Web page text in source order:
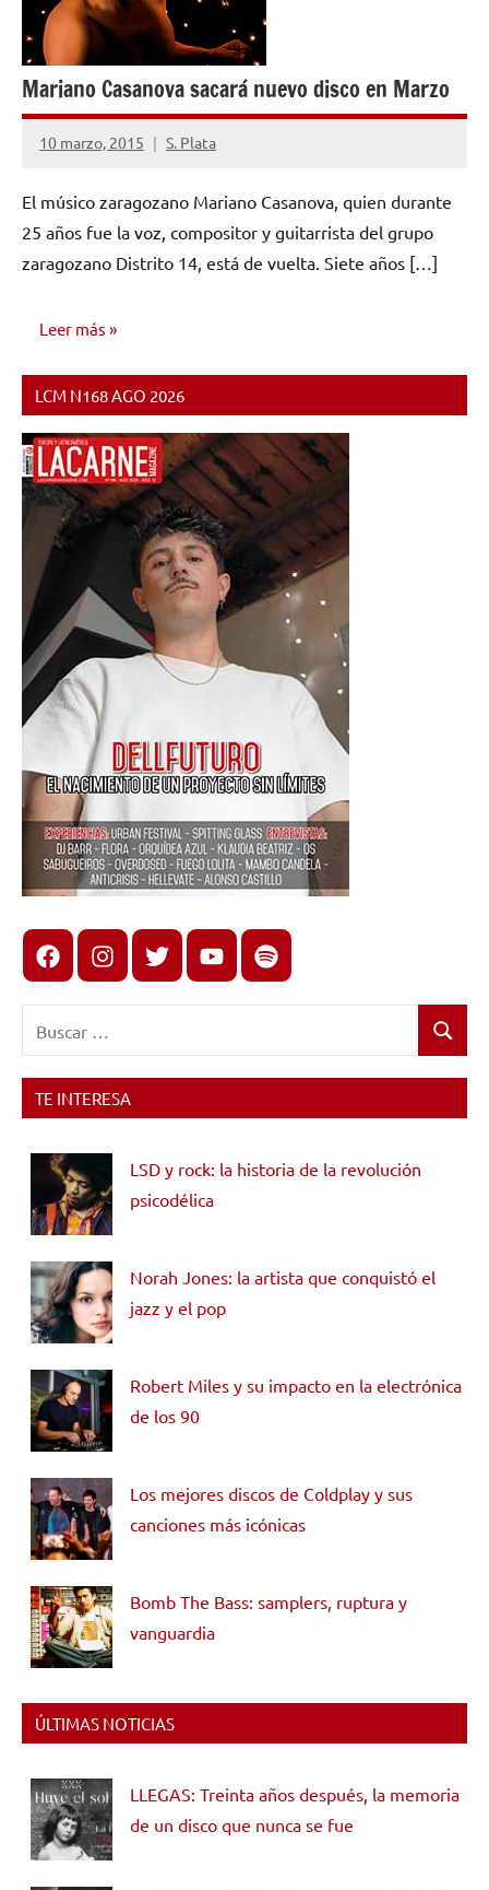
Mariano Casanova sacará nuevo disco en Marzo
10 marzo, 2015 S. Plata
No
comentarios
El músico zaragozano Mariano Casanova, quien durante
25 años fue la voz, compositor y guitarrista del grupo
zaragozano Distrito 14, está de vuelta. Siete años […]
Leer más
NOTICIAS
LCM N168 AGO 2026
FacebookInstagram
X youtubespotify
Buscar
TE INTERESA
LSD y rock: la historia de la revolución
psicodélica
Norah Jones: la artista que conquistó el
jazz y el pop
Robert Miles y su impacto en la electrónica
de los 90
Los mejores discos de Coldplay y sus
canciones más icónicas
Bomb The Bass: samplers, ruptura y
vanguardia
ÚLTIMAS NOTICIAS
LLEGAS: Treinta años después, la memoria
de un disco que nunca se fue